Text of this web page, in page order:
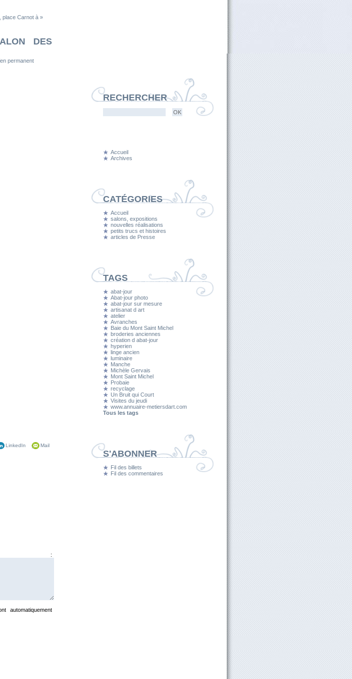
place Carnot à »
DES
permanent
LinkedIn Mail
:
automatiquement
RECHERCHER
Accueil
Archives
CATÉGORIES
Accueil
salons, expositions
nouvelles réalisations
petits trucs et histoires
articles de Presse
TAGS
abat-jour
Abat-jour photo
abat-jour sur mesure
artisanat d art
atelier
Avranches
Baie du Mont Saint Michel
broderies anciennes
création d abat-jour
hyperien
linge ancien
luminaire
Manche
Michèle Gervais
Mont Saint Michel
Probaie
recyclage
Un Bruit qui Court
Visites du jeudi
www.annuaire-metiersdart.com
Tous les tags
S'ABONNER
Fil des billets
Fil des commentaires